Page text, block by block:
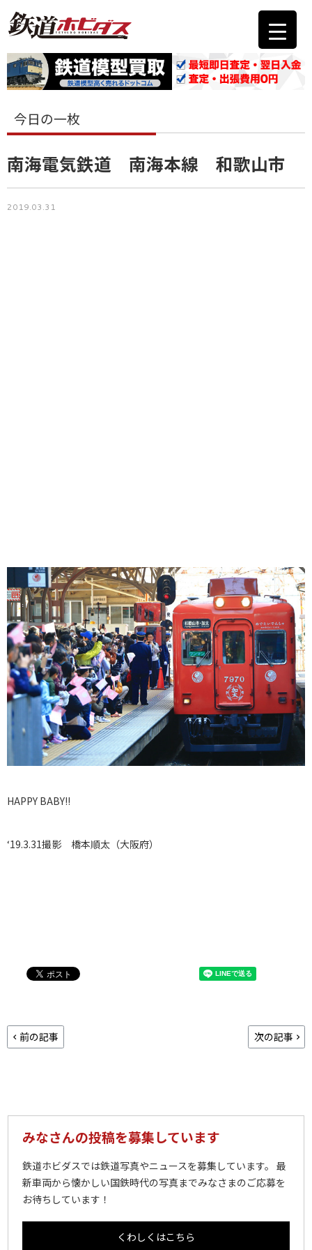
今日の一枚
南海電気鉄道 南海本線 和歌山市
2019.03.31
HAPPY BABY!!
‘19.3.31撮影 橋本順太（大阪府）
前の記事 次の記事
みなさんの投稿を募集しています
鉄道ホビダスでは鉄道写真やニュースを募集しています。 最
新車両から懐かしい国鉄時代の写真までみなさまのご応募を
お待ちしています！
くわしくはこちら